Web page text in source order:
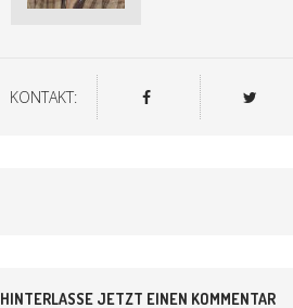
KONTAKT:
HINTERLASSE JETZT EINEN KOMMENTAR